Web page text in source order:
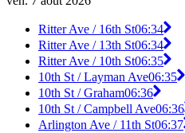
Ritter Ave / 16th St06:34
Ritter Ave / 13th St06:34
Ritter Ave / 10th St06:35
10th St / Layman Ave06:35
10th St / Graham06:36
10th St / Campbell Ave06:36
Arlington Ave / 11th St06:37